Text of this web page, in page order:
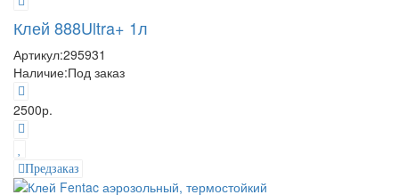
Клей 888Ultra+ 1л
Артикул:295931
Наличие:Под заказ
2500р.
Предзаказ